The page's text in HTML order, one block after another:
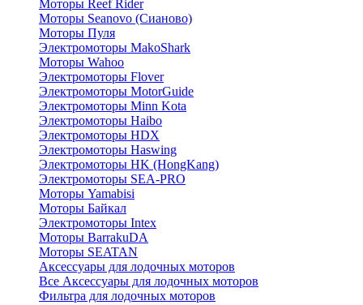
Моторы Reef Rider
Моторы Seanovo (Сианово)
Моторы Пуля
Электромоторы MakoShark
Моторы Wahoo
Электромоторы Flover
Электромоторы MotorGuide
Электромоторы Minn Kota
Электромоторы Haibo
Электромоторы HDX
Электромоторы Haswing
Электромоторы HK (HongKang)
Электромоторы SEA-PRO
Моторы Yamabisi
Моторы Байкал
Электромоторы Intex
Моторы BarrakuDA
Моторы SEATAN
Аксессуары для лодочных моторов
Все Аксессуары для лодочных моторов
Фильтра для лодочных моторов